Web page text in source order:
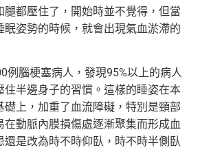
腿都壓住了，開始時並不覺得，但當
眠姿勢的時候，就會出現氣血淤滯的
例腦梗塞病人，發現95%以上的病人
住半邊身子的習慣。這樣的睡姿在本
礎上，加重了血流障礙，特別是頸部
在動脈內膜損傷處逐漸聚集而形成血
還是改為時不時仰臥，時不時半側臥